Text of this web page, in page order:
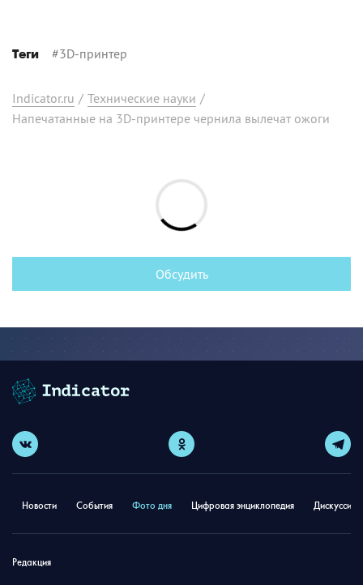
Теги #3D-принтер
Indicator.ru / Технические науки /
Напечатанные на 3D-принтере чернила вылечат ожоги
Обсудить
Новости События Фото дня Цифровая энциклопедия
Редакция